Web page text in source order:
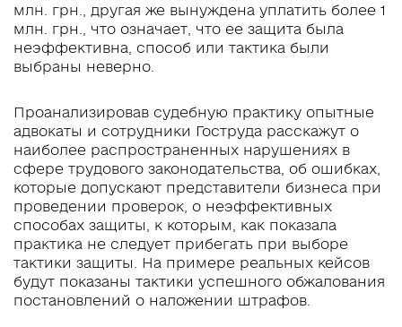
млн. грн., другая же вынуждена уплатить более 1
млн. грн., что означает, что ее защита была
неэффективна, способ или тактика были
выбраны неверно.
Проанализировав судебную практику опытные
адвокаты и сотрудники Гоструда расскажут о
наиболее распространенных нарушениях в
сфере трудового законодательства, об ошибках,
которые допускают представители бизнеса при
проведении проверок, о неэффективных
способах защиты, к которым, как показала
практика не следует прибегать при выборе
тактики защиты. На примере реальных кейсов
будут показаны тактики успешного обжалования
постановлений о наложении штрафов.